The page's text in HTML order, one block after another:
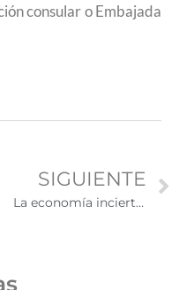
consular o Embajada
SIGUIENTE
La economía incierta de los latinos en Carolina del Norte ante el nuevo gobierno